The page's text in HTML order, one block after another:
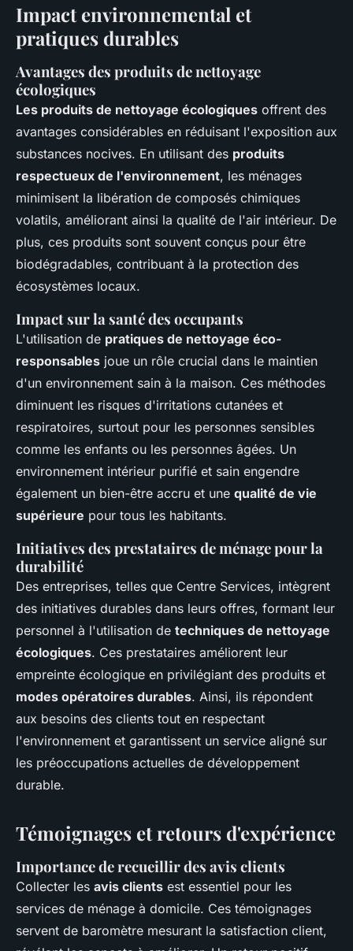
Impact environnemental et
pratiques durables
Avantages des produits de nettoyage
écologiques
Les produits de nettoyage écologiques offrent des
avantages considérables en réduisant l'exposition aux
substances nocives. En utilisant des produits
respectueux de l'environnement, les ménages
minimisent la libération de composés chimiques
volatils, améliorant ainsi la qualité de l'air intérieur. De
plus, ces produits sont souvent conçus pour être
biodégradables, contribuant à la protection des
écosystèmes locaux.
Impact sur la santé des occupants
L'utilisation de pratiques de nettoyage éco-
responsables joue un rôle crucial dans le maintien
d'un environnement sain à la maison. Ces méthodes
diminuent les risques d'irritations cutanées et
respiratoires, surtout pour les personnes sensibles
comme les enfants ou les personnes âgées. Un
environnement intérieur purifié et sain engendre
également un bien-être accru et une qualité de vie
supérieure pour tous les habitants.
Initiatives des prestataires de ménage pour la
durabilité
Des entreprises, telles que Centre Services, intègrent
des initiatives durables dans leurs offres, formant leur
personnel à l'utilisation de techniques de nettoyage
écologiques. Ces prestataires améliorent leur
empreinte écologique en privilégiant des produits et
modes opératoires durables. Ainsi, ils répondent
aux besoins des clients tout en respectant
l'environnement et garantissent un service aligné sur
les préoccupations actuelles de développement
durable.
Témoignages et retours d'expérience
Importance de recueillir des avis clients
Collecter les avis clients est essentiel pour les
services de ménage à domicile. Ces témoignages
servent de baromètre mesurant la satisfaction client,